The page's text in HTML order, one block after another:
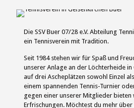
Die SSV Buer 07/28 e.V. Abteilung
ein Tennisverein mit Tradition.
Seit 1984 stehen wir für Spaß und
unserer Anlage an der Löchterheide
auf drei Ascheplätzen sowohl Einzel
einem spannenden Tennis-Turnier
gegen einer unserer Mitglieder bieten
Erfrischungen. Möchtest du mehr über